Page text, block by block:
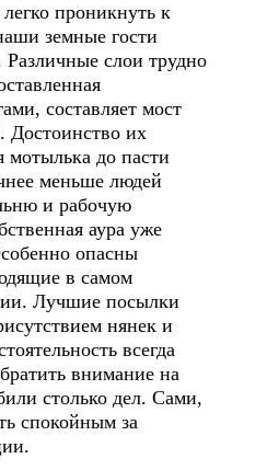
проникнуть к
земные гости
слои трудно
составляет мост
Достоинство их
мотылька до пасти
меньше людей
и рабочую
аура уже
опасны
в самом
Лучшие посылки
нянек и
всегда
внимание на
столько дел. Сами,
спокойным за